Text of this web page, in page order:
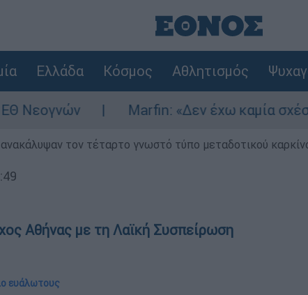
Ελλάδα Κόσμος Αθλητισμός
Marfin: «Δεν έχω καμία σχέση με την
τον τέταρτο γνωστό τύπο μεταδοτικού
Αθήνας με τη Λαϊκή Συσπείρωση
ευάλωτους